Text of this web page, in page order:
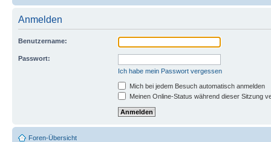
Anmelden
Benutzername:
Passwort:
Ich habe mein Passwort vergessen
Mich bei jedem Besuch automatisch anmelden
Meinen Online-Status während dieser Sitzung
Foren-Übersicht